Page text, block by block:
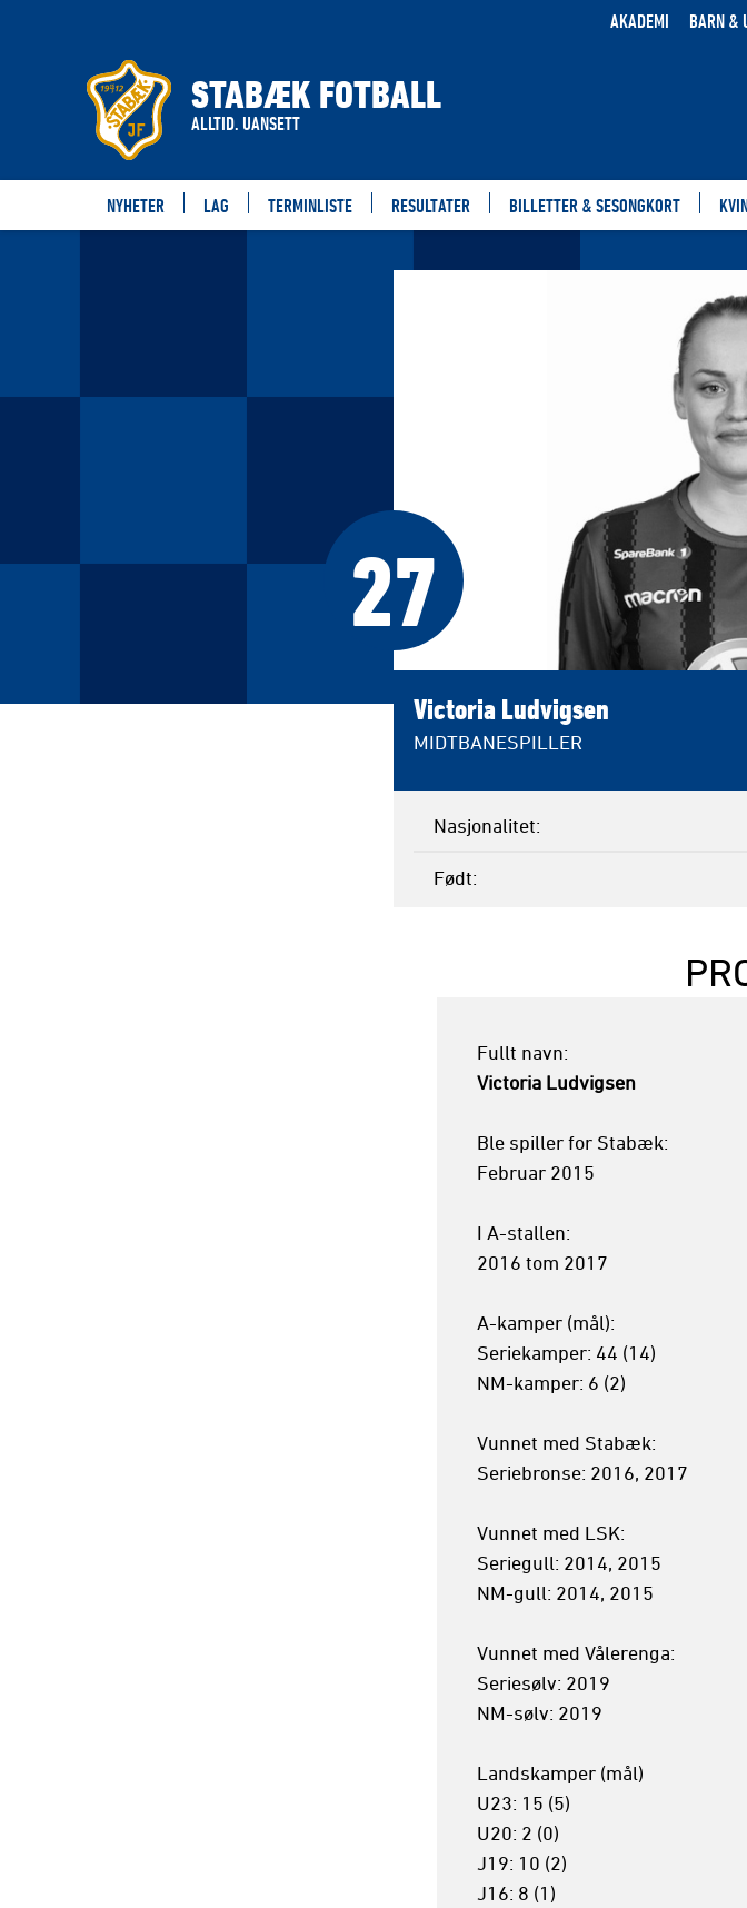
AKADEMI BARN &
STABÆK FOTBALL
ALLTID. UANSETT
NYHETER LAG TERMINLISTE RESULTATER BILLETTER & SESONGKORT
27
Victoria Ludvigsen
MIDTBANESPILLER
Nasjonalitet
Født
Victoria Ludvigsen
Ble spiller for Stabæk:
Februar 2015
I A-stallen:
2016 tom 2017
A-kamper (mål):
Seriekamper: 44 (14)
NM-kamper: 6 (2)
Vunnet med Stabæk:
Seriebronse: 2016, 2017
Vunnet med LSK:
Seriegull: 2014, 2015
NM-gull: 2014, 2015
Vunnet med Vålerenga:
Seriesølv: 2019
NM-sølv: 2019
Landskamper (mål)
U23: 15 (5)
U20: 2 (0)
J19: 10 (2)
J16: 8 (1)